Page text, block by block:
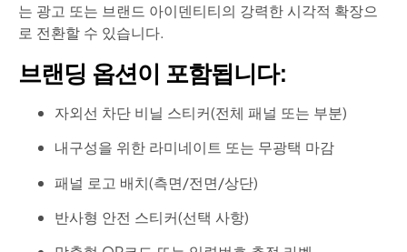
는 광고 또는 브랜드 아이덴티티의 강력한 시각적 확장으
로 전환할 수 있습니다.
브랜딩 옵션이 포함됩니다:
자외선 차단 비닐 스티커(전체 패널 또는 부분)
내구성을 위한 라미네이트 또는 무광택 마감
패널 로고 배치(측면/전면/상단)
반사형 안전 스티커(선택 사항)